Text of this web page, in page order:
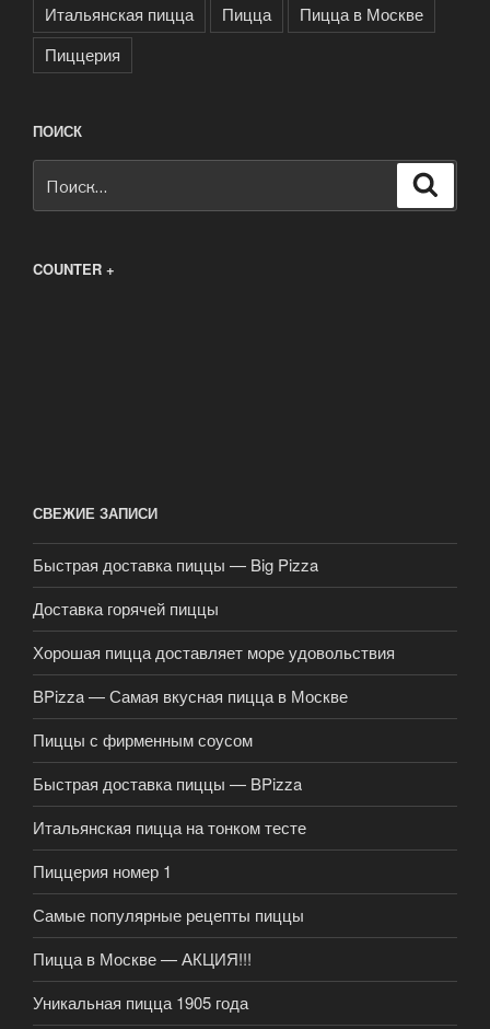
Итальянская пицца
Пицца
Пицца в Москве
Пиццерия
ПОИСК
COUNTER +
СВЕЖИЕ ЗАПИСИ
Быстрая доставка пиццы — Big Pizza
Доставка горячей пиццы
Хорошая пицца доставляет море удовольствия
BPizza — Самая вкусная пицца в Москве
Пиццы с фирменным соусом
Быстрая доставка пиццы — BPizza
Итальянская пицца на тонком тесте
Пиццерия номер 1
Самые популярные рецепты пиццы
Пицца в Москве — АКЦИЯ!!!
Уникальная пицца 1905 года